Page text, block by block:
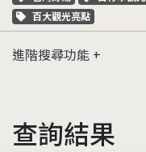
關鍵字標籤
百大觀光亮點
進階搜尋功能
查詢結果